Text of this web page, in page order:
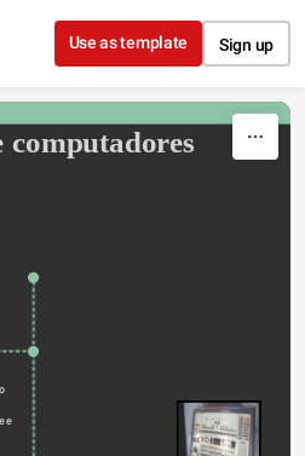
to content
Use as template Sign up
computadores
e